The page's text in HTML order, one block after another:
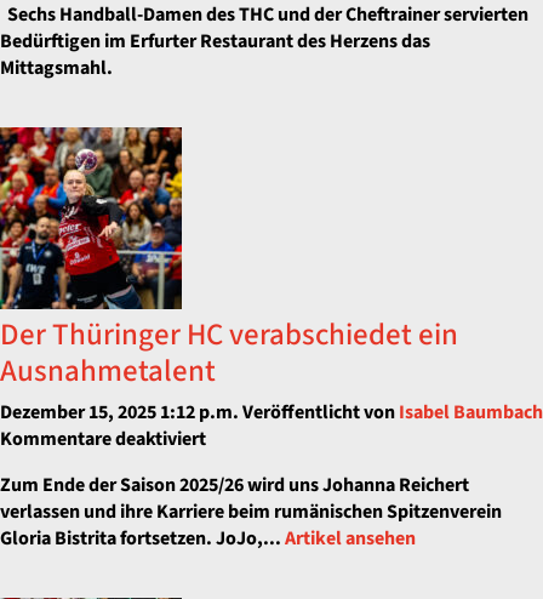
Warmes
braucht
Sechs Handball-Damen des THC und der Cheftrainer servierten
Bedürftigen im Erfurter Restaurant des Herzens das
Mittagsmahl.
Der Thüringer HC verabschiedet ein
Ausnahmetalent
Dezember 15, 2025 1:12 p.m.Veröffentlicht vonIsabel Baumbach
Kommentare deaktiviertfür
Thüringer
HC
verabschiedet
Zum Ende der Saison 2025/26 wird uns Johanna Reichert
verlassen und ihre Karriere beim rumänischen Spitzenverein
Gloria Bistrita fortsetzen. JoJo,...Artikel ansehen